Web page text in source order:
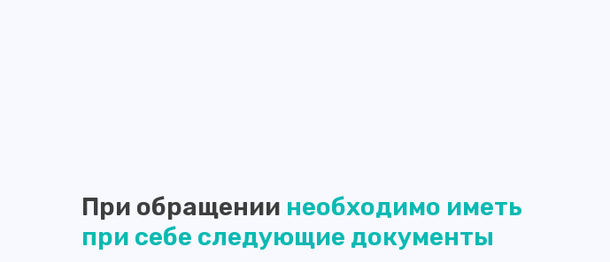
​При обращении необходимо иметь
при себе следующие документы